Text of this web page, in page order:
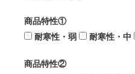
商品特性①
耐寒性・弱
耐寒性・中
商品特性②